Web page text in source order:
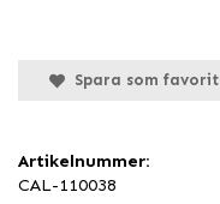
Spara som favorit
Artikelnummer:
CAL-110038